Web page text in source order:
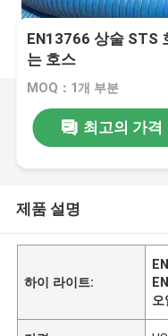
EN13766 상술 STS
는 호스
MOQ：1개 부분
최고의 가격
제품 설명
하이 라이트: